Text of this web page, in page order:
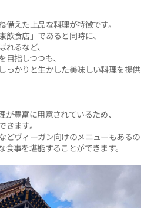
えた上品な料理が特徴です。
飲食店」であると同時に、
れるなど、
指しつつも、
っかりと生かした美味しい料理を提供
豊富に用意されているため、
ます。
どヴィーガン向けのメニューもあるの
事を堪能することができます。